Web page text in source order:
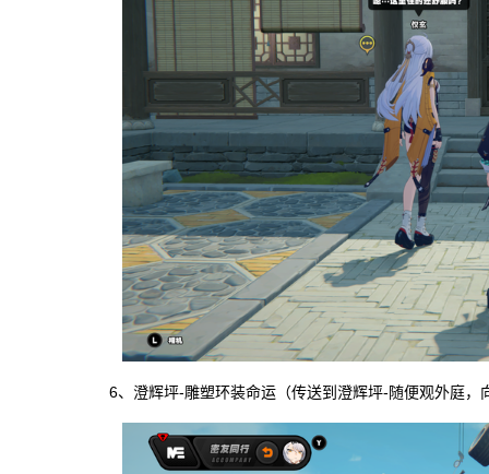
6、澄辉坪-雕塑环装命运（传送到澄辉坪-随便观外庭，